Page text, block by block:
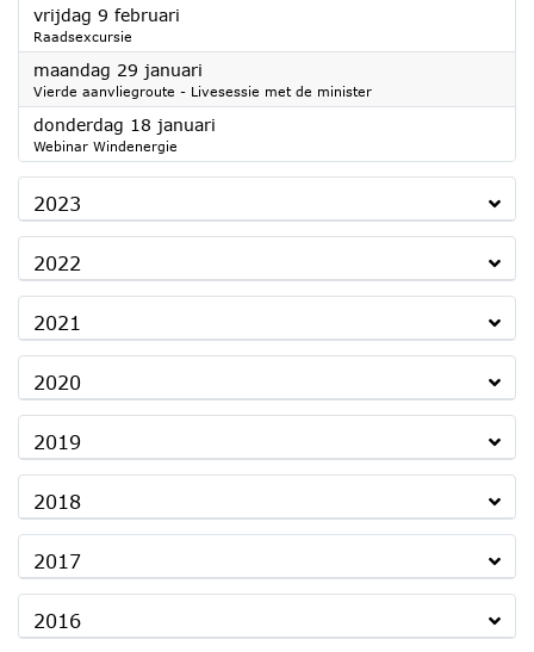
vrijdag 9 februari
Raadsexcursie
maandag 29 januari
Vierde aanvliegroute - Livesessie met de minister
donderdag 18 januari
Webinar Windenergie
2023
2022
2021
2020
2019
2018
2017
2016